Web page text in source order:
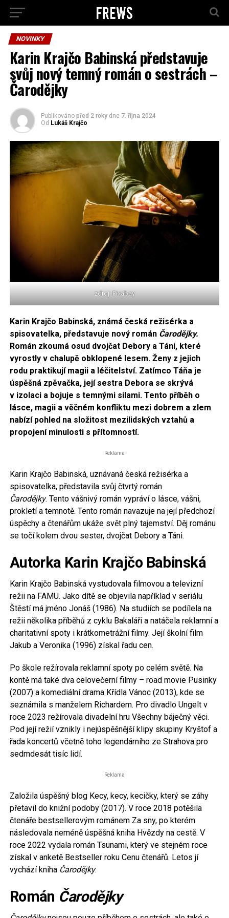
NOVINKY
Karin Krajčo Babinská představuje
svůj nový temný román o sestrách –
Čarodějky
Publikováno před 2 roky dne 7. října 2024
Od Lukáš Krajčo
zdroj: Pixabay
Karin Krajčo Babinská, známá česká režisérka a
spisovatelka, představuje nový román Čarodějky.
Román zkoumá osud dvojčat Debory a Táni, které
vyrostly v chalupě obklopené lesem. Ženy z jejich
rodu praktikují magii a léčitelství. Zatímco Táňa je
úspěšná zpěvačka, její sestra Debora se skrývá
v izolaci a bojuje s temnými silami. Tento příběh o
lásce, magii a věčném konfliktu mezi dobrem a zlem
nabízí pohled na složitost mezilidských vztahů a
propojení minulosti s přítomností.
Reklama
Karin Krajčo Babinská, uznávaná česká režisérka a
spisovatelka, představila svůj čtvrtý román
Čarodějky. Tento vášnivý román vypráví o lásce, vášni,
prokletí a temnotě. Tento román navazuje na její předchozí
úspěchy a čtenářům ukáže svět plný tajemství. Děj románu
se točí kolem dvou sester, dvojčat Debory a Táni.
Autorka Karin Krajčo Babinská
Karin Krajčo Babinská vystudovala filmovou a televizní
režii na FAMU. Jako dítě se objevila například v seriálu
Štěstí má jméno Jonáš (1986). Na studiích se podílela na
režii několika příběhů z cyklu Bakaláři a natáčela reklamní a
charitativní spoty i krátkometrážní filmy. Její školní film
Jakub a Veronika (1996) získal řadu cen.
Po škole režírovala reklamní spoty po celém světě. Na
kontě má také dva celovečerní filmy – road movie Pusinky
(2007) a komediální drama Křídla Vánoc (2013), kde se
seznámila s manželem Richardem. Pro divadlo Ungelt v
roce 2023 režírovala divadelní hru Všechny báječný věci.
Pod její režií vznikly i nejúspěšnější klipy skupiny Kryštof a
řada koncertů včetně toho legendárního ze Strahova pro
sedmdesát tisíc lidí.
Reklama
Založila úspěšný blog Kecy, kecy, kecičky, který se záhy
přetavil do knižní podoby (2017). V roce 2018 potěšila
čtenáře bestsellerovým románem Za sny, po kterém
následovala neméně úspěšná kniha Hvězdy na cestě. V
roce 2022 vydala román Tsunami, který ve stejném roce
získal v anketě Bestseller roku Cenu čtenářů. Letos jí
vychází kniha Čarodějky.
Román Čarodějky